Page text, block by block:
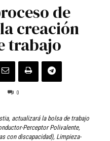
de
creación
trabajo
0
actualizará la bolsa de trabajo
Perceptor Polivalente,
con discapacidad), Limpieza-